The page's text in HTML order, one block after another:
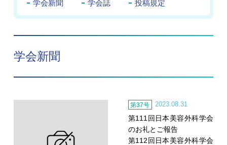
学会新聞 学会誌 投稿規定
学会新聞
第37号 2023.08.31
第111回日本美容外科学会
のお礼とご報告
第112回日本美容外科学会